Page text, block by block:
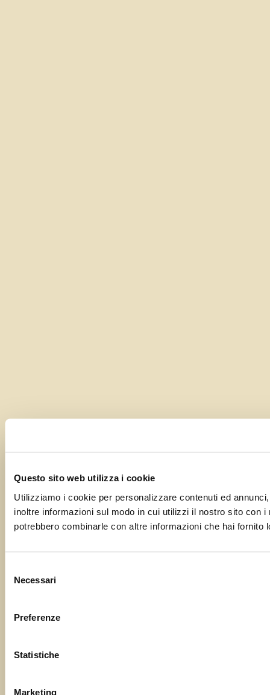
Questo sito web utilizza i cookie
Utilizziamo i cookie per personalizzare contenuti ed
inoltre informazioni sul modo in cui utilizzi il nostro sito con
potrebbero combinarle con altre informazioni che hai
delNecessari
Preferenze
Statistiche
Marketing